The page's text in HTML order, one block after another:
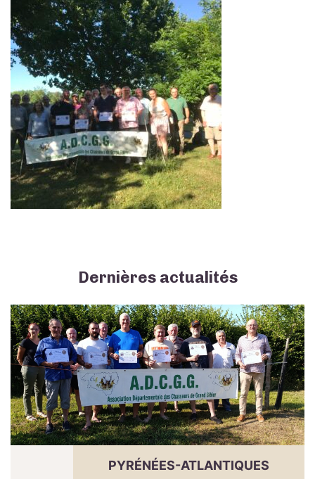
Dernières actualités
PYRÉNÉES-ATLANTIQUES